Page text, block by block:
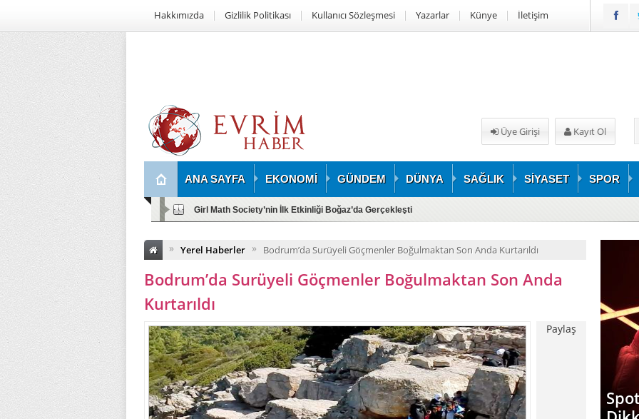
Hakkımızda Gizlilik Politikası Kullanıcı Sözleşmesi Yazarlar Künye İletişim
Üye Girişi Kayıt Ol
ANA SAYFA EKONOMİ GÜNDEM DÜNYA SAĞLIK SİYASET SPOR
Girl Math Society’nin İlk Etkinliği Boğaz’da Gerçekleşti
» Yerel Haberler » Bodrum’da Surüyeli Göçmenler Boğulmaktan Son Anda Kurtarıldı
Bodrum’da Surüyeli Göçmenler Boğulmaktan Son Anda
Kurtarıldı
Paylaş